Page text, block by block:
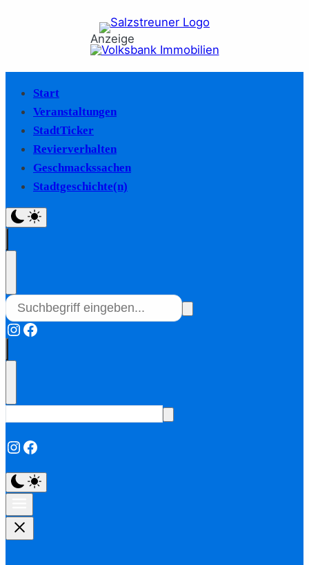
Anzeige
Start
Veranstaltungen
StadtTicker
Revierverhalten
Geschmackssachen
Stadtgeschichte(n)
Instagram
Facebook
Instagram
Facebook